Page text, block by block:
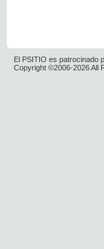
El PSITIO es patrocinado
Copyright ©2006-2026 All